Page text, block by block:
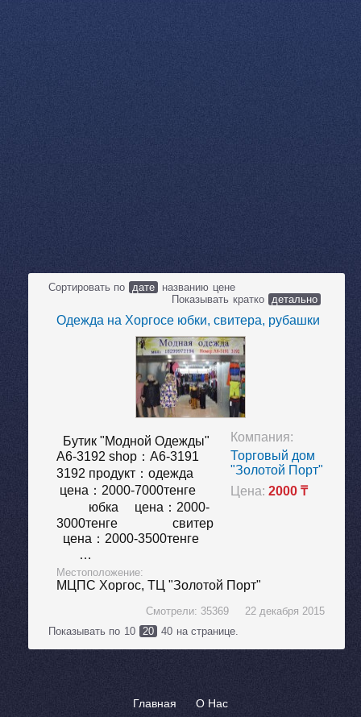
Сортировать по дате названию цене
Показывать кратко детально
Одежда на Хоргосе юбки, свитера, рубашки
Бутик "Модной Одежды"
А6-3192 shop：A6-3191
3192 продукт：одежда
цена：2000-7000тенге
юбка цена：2000-
3000тенге свитер
цена：2000-3500тенге
…
Компания:
Торговый дом
"Золотой Порт"
Цена:2000 ₸
Местоположение:
МЦПС Хоргос, ТЦ "Золотой Порт"
Смотрели: 35369 22 декабря 2015
Показывать по 10 20 40 на странице.
Главная О Нас